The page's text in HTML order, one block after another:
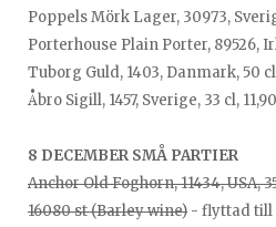
Poppels Mörk Lager, 30973,
Porterhouse Plain Porter, 89526,
Tuborg Guld, 1403, Danmark, 50
Åbro Sigill, 1457, Sverige, 33 cl,
8 DECEMBER SMÅ PARTIER
Anchor Old Foghorn, 11434, USA,
16080 st (Barley wine) - flyttad till